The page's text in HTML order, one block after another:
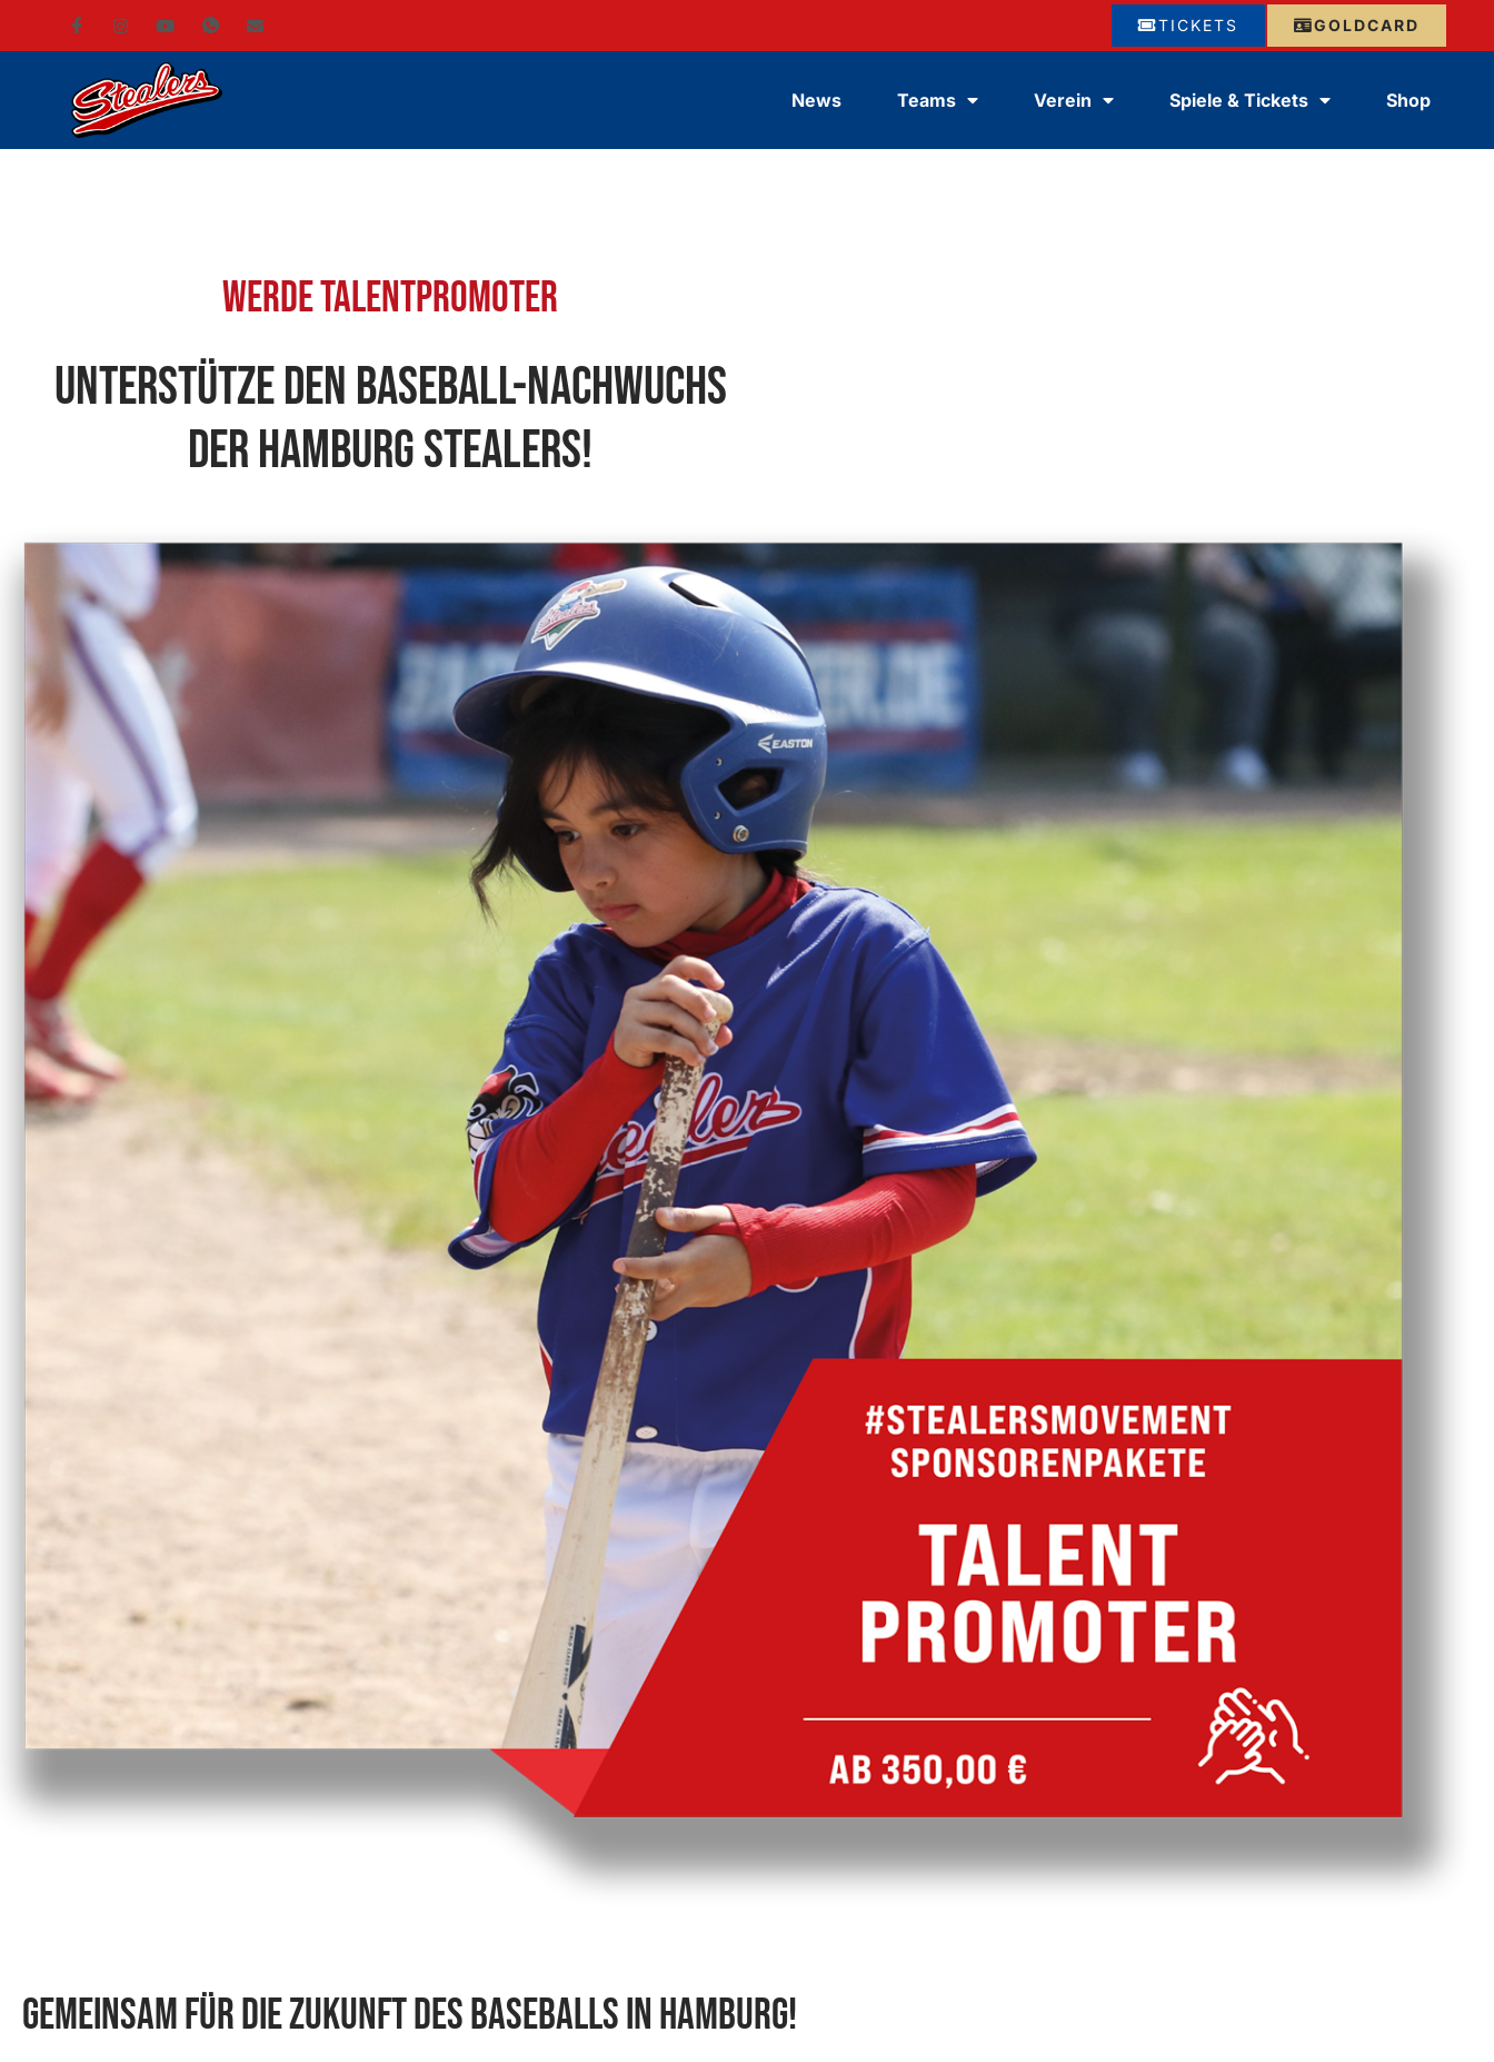
GOLDCARD
TICKETS
News Teams Verein Spiele & Tickets Shop
Werde Talentpromoter
Unterstütze den Baseball-Nachwuchs
der Hamburg Stealers!
Gemeinsam für die Zukunft des Baseballs in Hamburg!​